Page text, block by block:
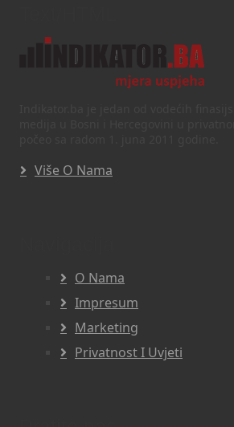
Više O Nama
O Nama
Impresum
Marketing
Privatnost I Uvjeti